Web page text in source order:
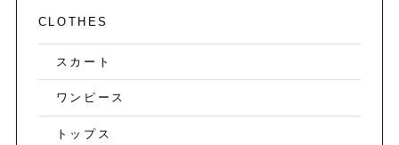
CLOTHES
スカート
ワンピース
トップス